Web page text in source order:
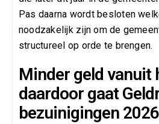
Pas daarna wordt besloten
noodzakelijk zijn om de
structureel op orde te brengen.
Minder geld vanuit
daardoor gaat
bezuinigingen 2026